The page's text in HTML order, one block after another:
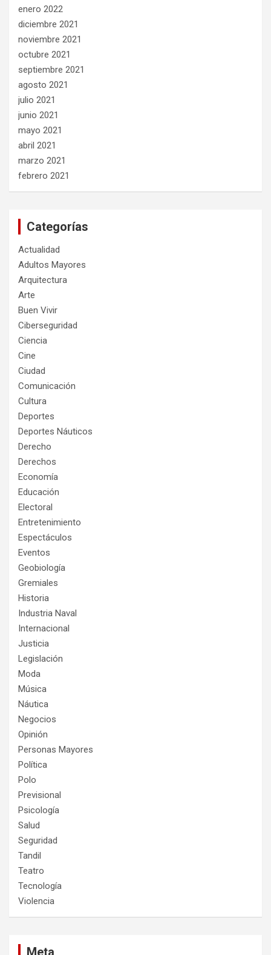
enero 2022
diciembre 2021
noviembre 2021
octubre 2021
septiembre 2021
agosto 2021
julio 2021
junio 2021
mayo 2021
abril 2021
marzo 2021
febrero 2021
Categorías
Actualidad
Adultos Mayores
Arquitectura
Arte
Buen Vivir
Ciberseguridad
Ciencia
Cine
Ciudad
Comunicación
Cultura
Deportes
Deportes Náuticos
Derecho
Derechos
Economía
Educación
Electoral
Entretenimiento
Espectáculos
Eventos
Geobiología
Gremiales
Historia
Industria Naval
Internacional
Justicia
Legislación
Moda
Música
Náutica
Negocios
Opinión
Personas Mayores
Política
Polo
Previsional
Psicología
Salud
Seguridad
Tandil
Teatro
Tecnología
Violencia
Meta